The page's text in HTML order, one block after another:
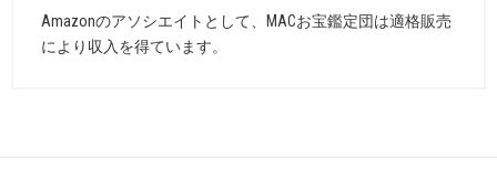
Amazonのアソシエイトとして、MACお宝鑑定団は適格販売
により収入を得ています。